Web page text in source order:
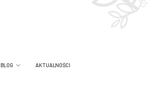
BLOG AKTUALNOŚCI